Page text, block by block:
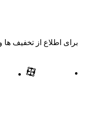
برای اطلاع از تخفیف ها